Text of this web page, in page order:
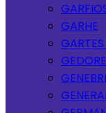
GARHE